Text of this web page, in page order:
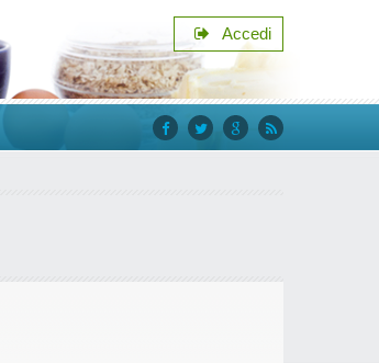
Accedi
facebook
twittergoogle+
rss